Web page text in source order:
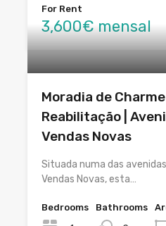
For Rent
3,600€ mensal
Moradia de
Reabilitação |
Vendas Novas
Situada numa das
Vendas Novas, esta…
Bedrooms
Bathrooms